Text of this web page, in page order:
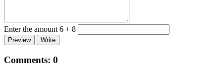
Enter the amount 6 + 8
Comments: 0